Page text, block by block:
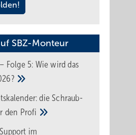
SBZ-Monteur
Folge 5: Wie wird das
die Schraub­
den Pro­fi
im